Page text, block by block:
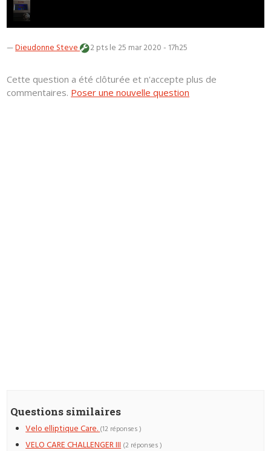
—Dieudonne Steve 2 ptsle 25 mar 2020 - 17h25
Cette question a été clôturée et n'accepte plus de
commentaires. Poser une nouvelle question
Questions similaires
Velo elliptique Care.(12 réponses )
VELO CARE CHALLENGER III (2 réponses )